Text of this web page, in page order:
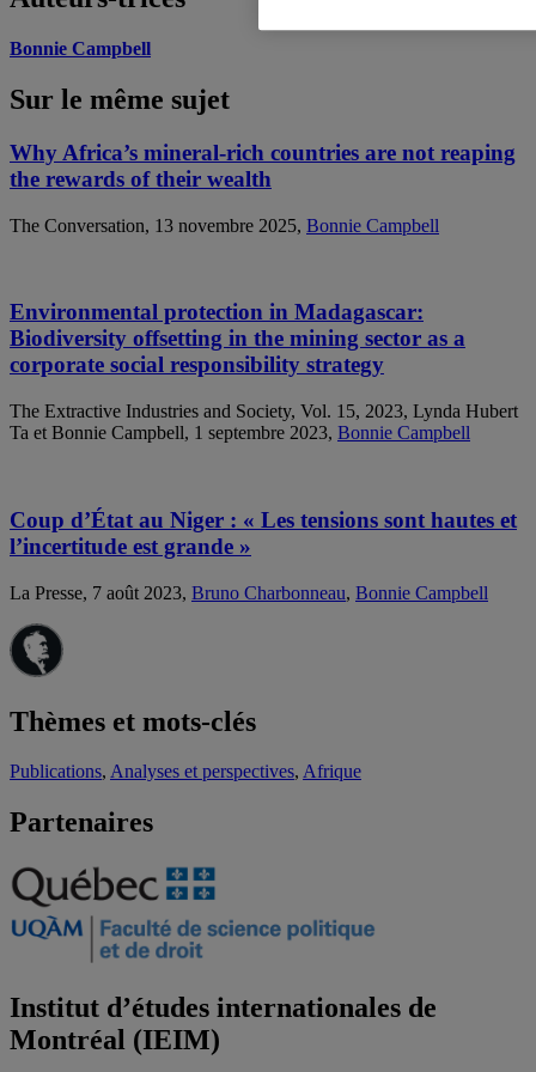
Bonnie Campbell
Sur le même sujet
Why Africa’s mineral-rich countries are not reaping
the rewards of their wealth
The Conversation, 13 novembre 2025, Bonnie Campbell
Environmental protection in Madagascar:
Biodiversity offsetting in the mining sector as a
corporate social responsibility strategy
The Extractive Industries and Society, Vol. 15, 2023, Lynda Hubert
Ta et Bonnie Campbell, 1 septembre 2023, Bonnie Campbell
Coup d’État au Niger : « Les tensions sont hautes et
l’incertitude est grande »
La Presse, 7 août 2023, Bruno Charbonneau, Bonnie Campbell
Thèmes et mots-clés
Publications, Analyses et perspectives, Afrique
Partenaires
Institut d’études internationales de
Montréal (IEIM)